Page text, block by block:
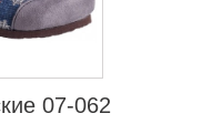
07-062